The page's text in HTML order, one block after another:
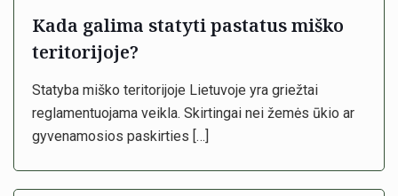
Kada galima statyti pastatus miško
teritorijoje?
Statyba miško teritorijoje Lietuvoje yra griežtai
reglamentuojama veikla. Skirtingai nei žemės ūkio ar
gyvenamosios paskirties […]